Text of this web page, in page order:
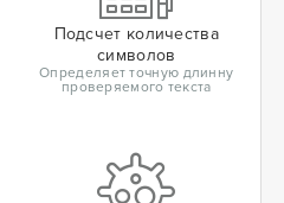
Подсчет количества
символов
Определяет точную длинну
проверяемого текста